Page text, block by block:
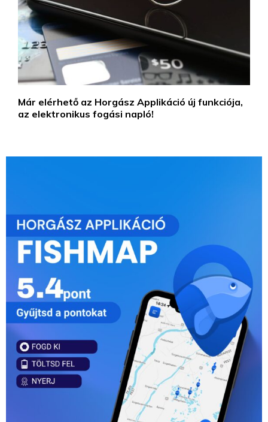
Már elérhető az Horgász Applikáció új funkciója,
az elektronikus fogási napló!